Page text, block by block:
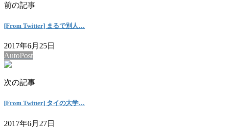
前の記事
[From Twitter] まるで別人…
2017年6月25日
AutoPost
次の記事
[From Twitter] タイの大学…
2017年6月27日